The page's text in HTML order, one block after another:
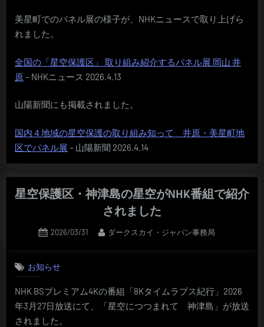
美星町でのパネル展の様子が、NHKニュースで取り上げら
れました。
全国の「星空保護区」 取り組み紹介するパネル展 岡山 井
原– NHKニュース 2026.4.13
山陽新聞にも掲載されました。
国内４地域の星空保護の取り組み知って 井原・美星町地
区でパネル展 – 山陽新聞 2026.4.14
星空保護区・神津島の星空がNHK番組で紹介
されました
Posted
2026/03/31 By
ダークスカイ・ジャパン事務局
お知らせ
NHK BSプレミアム4Kの番組「8Kタイムラプス紀行」2026
年3月27日放送にて、「星空につつまれて 神津島」が放送
されました。